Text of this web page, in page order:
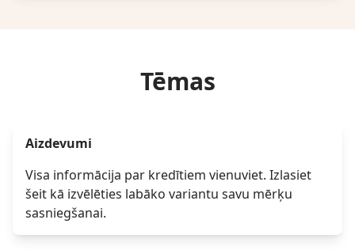
Tēmas
Aizdevumi
Visa informācija par kredītiem vienuviet. Izlasiet
šeit kā izvēlēties labāko variantu savu mērķu
sasniegšanai.